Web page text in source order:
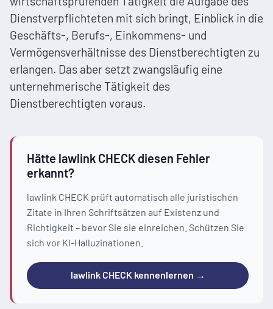
Dienstverpflichteten mit sich bringt, Einblick in die
Geschäfts-, Berufs-, Einkommens- und
Vermögensverhältnisse des Dienstberechtigten zu
erlangen. Das aber setzt zwangsläufig eine
unternehmerische Tätigkeit des
Dienstberechtigten voraus.
Hätte lawlink CHECK diesen Fehler
erkannt?
lawlink CHECK prüft automatisch alle juristischen
Zitate in Ihren Schriftsätzen auf Existenz und
Richtigkeit – bevor Sie sie einreichen. Schützen Sie
sich vor KI-Halluzinationen.
lawlink CHECK kennenlernen →